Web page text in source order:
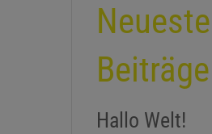
Neueste
Beiträge
Hallo Welt!